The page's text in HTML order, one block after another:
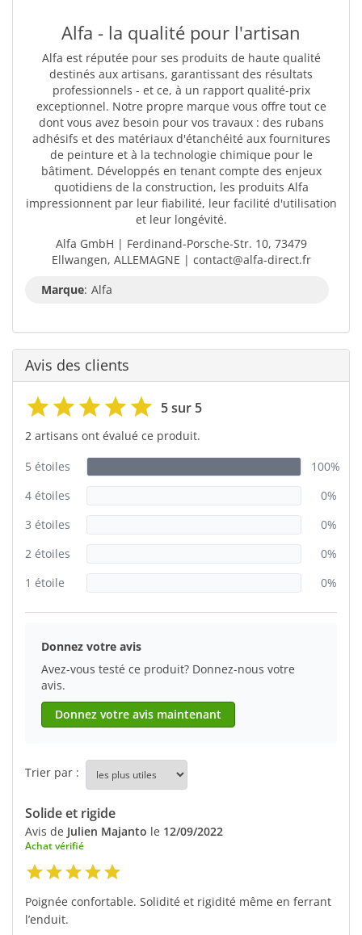
Alfa - la qualité pour l'artisan
Alfa est réputée pour ses produits de haute qualité
destinés aux artisans, garantissant des résultats
professionnels - et ce, à un rapport qualité-prix
exceptionnel. Notre propre marque vous offre tout ce
dont vous avez besoin pour vos travaux : des rubans
adhésifs et des matériaux d'étanchéité aux fournitures
de peinture et à la technologie chimique pour le
bâtiment. Développés en tenant compte des enjeux
quotidiens de la construction, les produits Alfa
impressionnent par leur fiabilité, leur facilité d'utilisation
et leur longévité.
Alfa GmbH | Ferdinand-Porsche-Str. 10, 73479
Ellwangen, ALLEMAGNE | contact@alfa-direct.fr
Marque: Alfa
Avis des clients
5 sur 5
2 artisans ont évalué ce produit.
5 étoiles
100%
4 étoiles
0%
3 étoiles
0%
2 étoiles
0%
1 étoile
0%
Donnez votre avis
Avez-vous testé ce produit? Donnez-nous votre
avis.
Donnez votre avis maintenant
Trier par :
Solide et rigide
Avis de Julien Majanto le 12/09/2022
Achat vérifié
Poignée confortable. Solidité et rigidité même en ferrant
l’enduit.